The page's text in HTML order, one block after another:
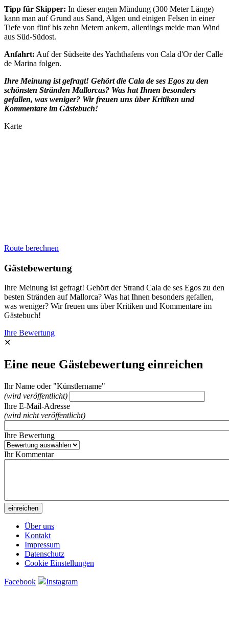
Tipp für Skipper: In dieser engen Mündung (300 Meter Länge)
kann man auf Grund aus Sand, Algen und einigen Felsen in einer
Tiefe von fünf bis zehn Metern ankern, allerdings meide man Wind
aus Süd-Südost.
Anfahrt: Auf der Südseite des Yachthafens von Cala d'Or der Calle
de Marina folgen.
Ihre Meinung ist gefragt! Gehört die Cala de ses Egos zu den
schönsten Stränden Mallorcas? Was hat Ihnen besonders
gefallen, was weniger? Wir freuen uns über Kritiken und
Kommentare im Gästebuch!
Karte
Route berechnen
Gästebewertung
Ihre Meinung ist gefragt! Gehört der Strand Cala de ses Egos zu den
besten Stränden auf Mallorca? Was hat Ihnen besonders gefallen,
was weniger? Wir freuen uns über Kritiken und Kommentare im
Gästebuch!
Ihre Bewertung
✕
Eine neue Gästebewertung einreichen
Ihr Name oder "Künstlername"
(wird veröffentlicht)
Ihre E-Mail-Adresse
(wird nicht veröffentlicht)
Ihre Bewertung
Ihr Kommentar
Über uns
Kontakt
Impressum
Datenschutz
Cookie Einstellungen
Facebook Instagram